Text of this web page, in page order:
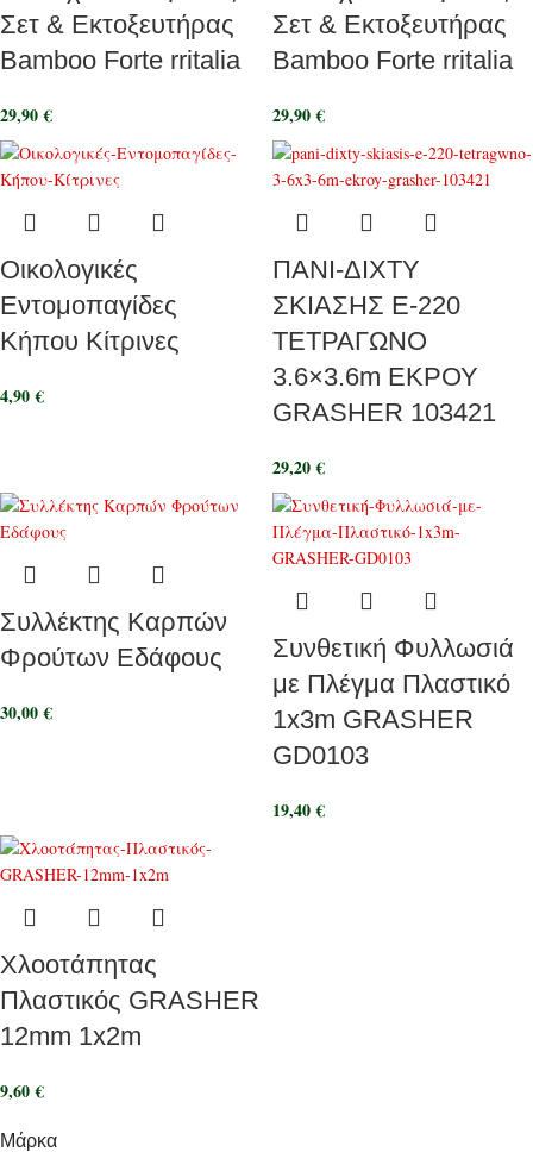
Μάρκα
Σετ & Εκτοξευτήρας
Bamboo Forte rritalia
29,90€
Σετ & Εκτοξευτήρας
Bamboo Forte rritalia
29,90€
Οικολογικές
Εντομοπαγίδες
Κήπου Κίτρινες
4,90€
ΠΑΝΙ-ΔΙΧΤΥ
ΣΚΙΑΣΗΣ Ε-220
ΤΕΤΡΑΓΩΝΟ
3.6×3.6m ΕΚΡΟΥ
GRASHER 103421
29,20€
Συλλέκτης Καρπών
Φρούτων Εδάφους
30,00€
Συνθετική Φυλλωσιά
με Πλέγμα Πλαστικό
1x3m GRASHER
GD0103
19,40€
Χλοοτάπητας
Πλαστικός GRASHER
12mm 1x2m
9,60€